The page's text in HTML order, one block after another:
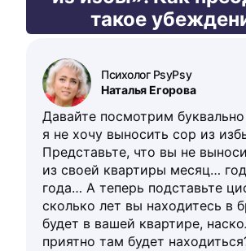
такое
Наталья Егорова
Психолог PsyPsy
Давайте посмотрим
я не хочу выносить сор из
Представьте, что вы не
из своей квартиры месяц…
года… А теперь подставьте
сколько лет вы находитесь в
будет в вашей квартире,
приятно там будет